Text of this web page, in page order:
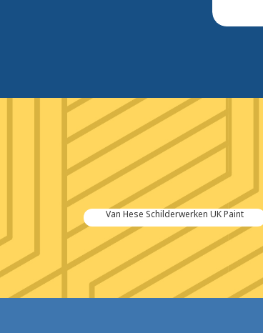
Van Hese Schilderwerken UK Paint